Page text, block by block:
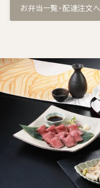
お弁当一覧・配達注文へ